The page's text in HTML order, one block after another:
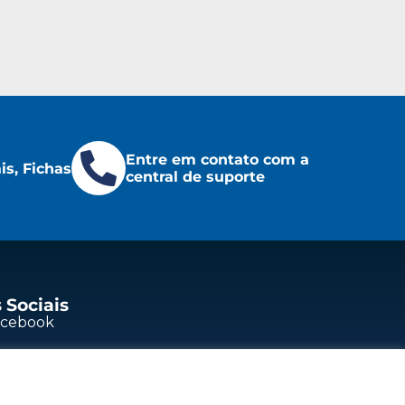
Fichas
Entre em contato com a
central de suporte
Sociais